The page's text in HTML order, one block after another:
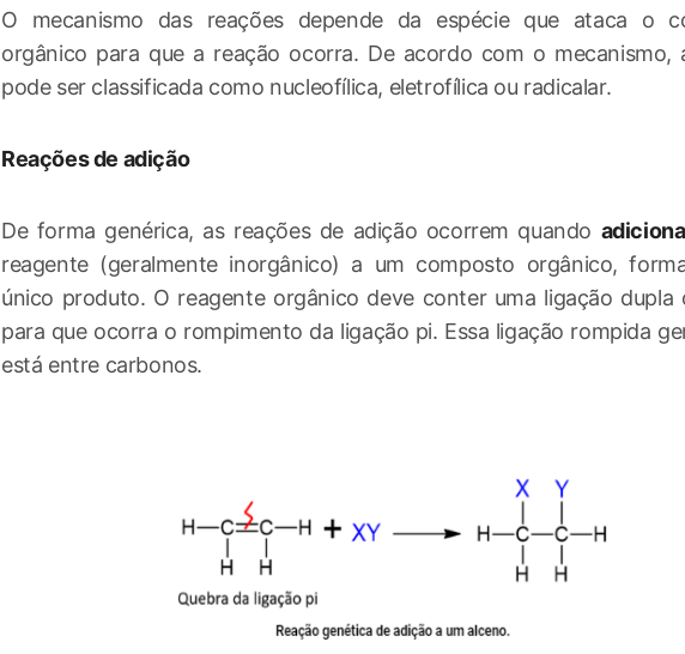
O mecanismo das reações depende da espécie que ataca o
orgânico para que a reação ocorra. De acordo com o mecanismo,
pode ser classificada como nucleofílica, eletrofílica ou radicalar.
Reações de adição
De forma genérica, as reações de adição ocorrem quando
reagente (geralmente inorgânico) a um composto orgânico,
único produto. O reagente orgânico deve conter uma ligação dupla
para que ocorra o rompimento da ligação pi. Essa ligação rompida
está entre carbonos.